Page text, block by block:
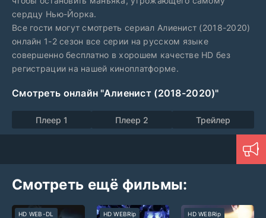
сердцу Нью-Йорка.
Все гости могут смотреть сериал Алиенист (2018-2020)
онлайн 1-2 сезон все серии на русском языке
совершенно бесплатно в хорошем качестве HD без
регистрации на нашей киноплатформе.
Смотреть онлайн "Алиенист (2018-2020)"
Плеер 1 Плеер 2 Трейлер
Смотреть ещё фильмы:
HD WEB-DL HD WEBRip HD WEBRip